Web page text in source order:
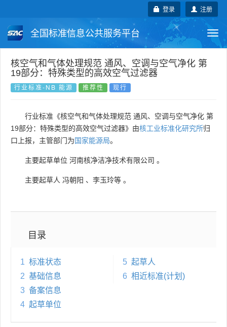
注册
登录
全国标准信息公共服务平台
国家标准 行业标准 地方标准
团体标准 企业标准
国外标准 技术委员会
核空气和气体处理规范 通风、空调与空气净化 第
19部分：特殊类型的高效空气过滤器
行业标准-NB 能源 推荐性 现行
行业标准《核空气和气体处理规范 通风、空调与空气净化 第
19部分：特殊类型的高效空气过滤器》由核工业标准化研究所归
口上报，主管部门为国家能源局。
主要起草单位 河南核净洁净技术有限公司 。
主要起草人 冯朝阳 、 李玉玲等 。
目录
1 标准状态
2 基础信息
3 备案信息
4 起草单位
5 起草人
6 相近标准(计划)